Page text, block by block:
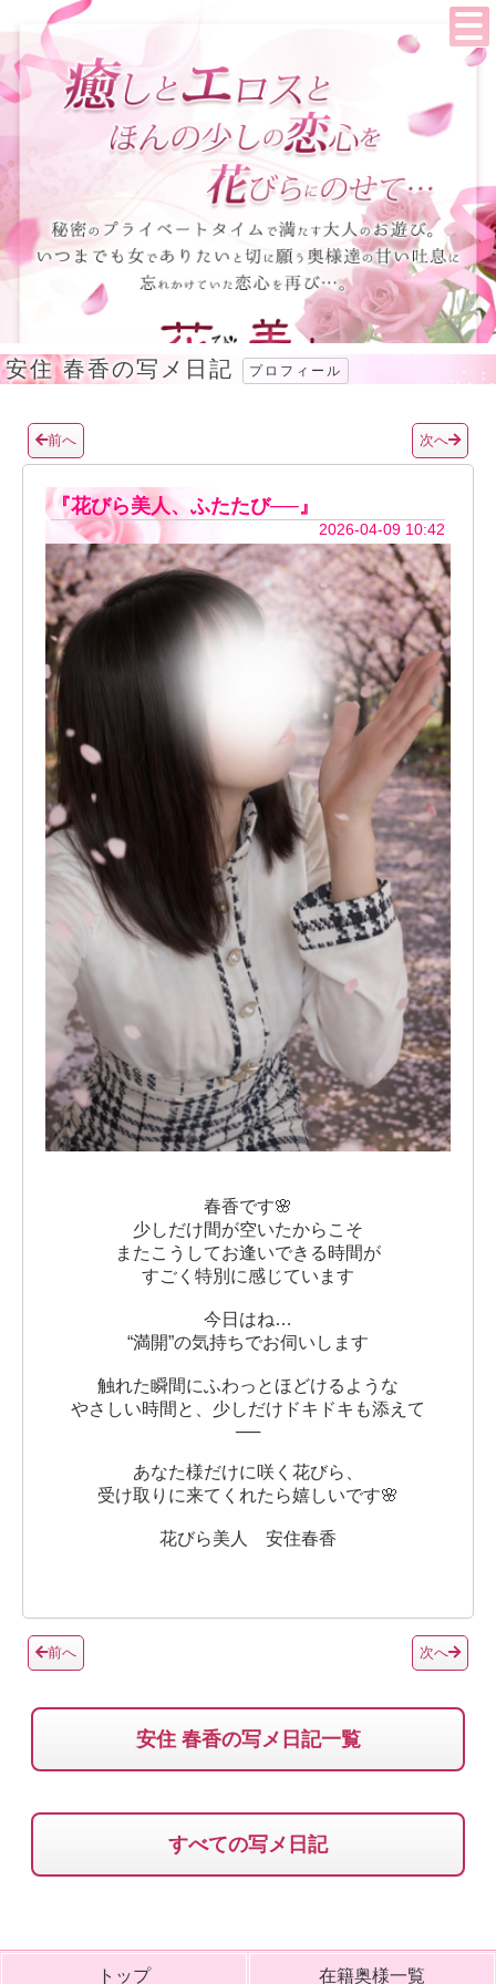
安住 春香の写メ日記 プロフィール
前へ 次へ
『花びら美人、ふたたび──』
2026-04-09 10:42
春香です🌸
少しだけ間が空いたからこそ
またこうしてお逢いできる時間が
すごく特別に感じています
今日はね…
“満開”の気持ちでお伺いします
触れた瞬間にふわっとほどけるような
やさしい時間と、少しだけドキドキも添えて
──
あなた様だけに咲く花びら、
受け取りに来てくれたら嬉しいです🌸
花びら美人 安住春香
前へ 次へ
安住 春香の写メ日記一覧
すべての写メ日記
トップ 在籍奥様一覧